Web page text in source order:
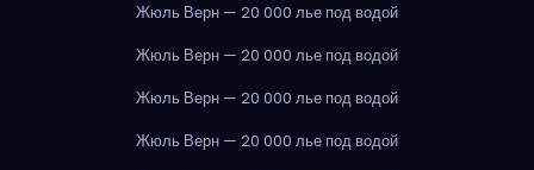
Жюль Верн — 20 000 лье под водой
Жюль Верн — 20 000 лье под водой
Жюль Верн — 20 000 лье под водой
Жюль Верн — 20 000 лье под водой